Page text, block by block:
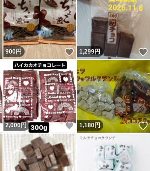
いいね！
900円 いいね！
1,299円
いいね！
2,000円 いいね！
1,180円